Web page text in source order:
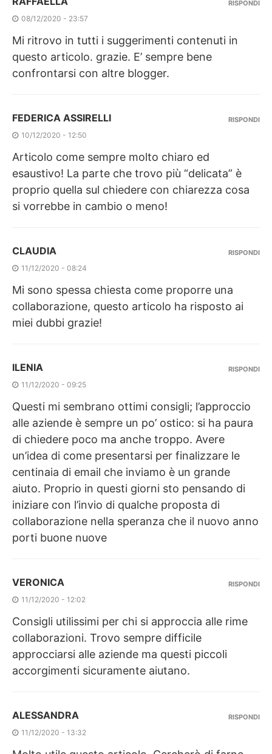
08/12/2020 - 23:57
Mi ritrovo in tutti i suggerimenti contenuti in
questo articolo. grazie. E’ sempre bene
confrontarsi con altre blogger.
RISPONDI
FEDERICA ASSIRELLI
10/12/2020 - 12:50
Articolo come sempre molto chiaro ed
esaustivo! La parte che trovo più “delicata” è
proprio quella sul chiedere con chiarezza cosa
si vorrebbe in cambio o meno!
RISPONDI
CLAUDIA
11/12/2020 - 08:24
Mi sono spessa chiesta come proporre una
collaborazione, questo articolo ha risposto ai
miei dubbi grazie!
RISPONDI
ILENIA
11/12/2020 - 09:25
Questi mi sembrano ottimi consigli; l’approccio
alle aziende è sempre un po’ ostico: si ha paura
di chiedere poco ma anche troppo. Avere
un’idea di come presentarsi per finalizzare le
centinaia di email che inviamo è un grande
aiuto. Proprio in questi giorni sto pensando di
iniziare con l’invio di qualche proposta di
collaborazione nella speranza che il nuovo anno
porti buone nuove
RISPONDI
VERONICA
11/12/2020 - 12:02
Consigli utilissimi per chi si approccia alle rime
collaborazioni. Trovo sempre difficile
approcciarsi alle aziende ma questi piccoli
accorgimenti sicuramente aiutano.
RISPONDI
ALESSANDRA
11/12/2020 - 13:32
RISPONDI